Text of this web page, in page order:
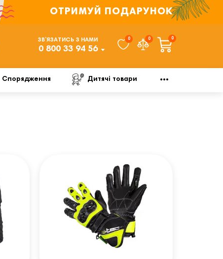
ОТРИМУЙ ПОДАРУНОК
ЗВ’ЯЗАТИСЬ З НАМИ
0 800 33 94 56
0 0 0
Спорядження Дитячі товари